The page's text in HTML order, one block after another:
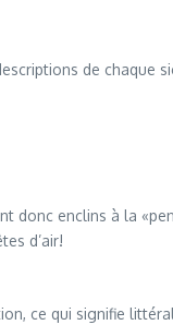
de chaque
donc enclins à la
d’air!
ce qui signifie